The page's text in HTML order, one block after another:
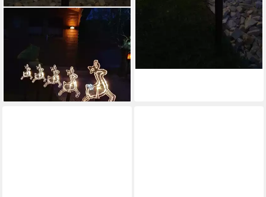
Gartenstecker (Set, 5-St., 5-
teilig) Rentiere 24cm 6/18h
Timer 1,6m Batteriebetrieb
ab 6,95 €
lieferbar - in 4-5 Werktagen bei dir